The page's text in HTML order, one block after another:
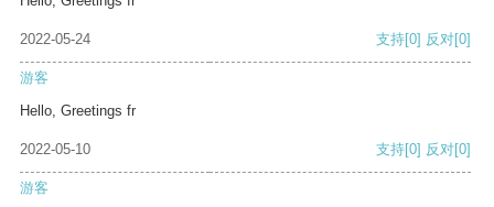
2022-05-24 支持[0] 反对[0]
游客
Hello, Greetings fr
2022-05-10 支持[0] 反对[0]
游客